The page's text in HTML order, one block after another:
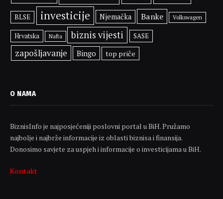
BLSE investicije Njemačka Banke Volkswagen
Hrvatska Nafta biznis vijesti SASE
zapošljavanje Bingo top priče
O NAMA
BiznisInfo je najposjećeniji poslovni portal u BiH. Pružamo
najbolje i najbrže informacije iz oblasti biznisa i finansija.
Donosimo savjete za uspjeh i informacije o investicijama u BiH.
Kontakt